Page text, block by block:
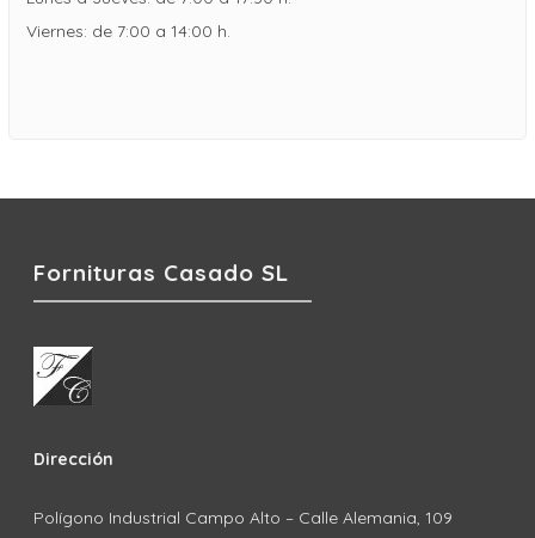
Viernes: de 7:00 a 14:00 h.
Fornituras Casado SL
Dirección
Polígono Industrial Campo Alto – Calle Alemania, 109